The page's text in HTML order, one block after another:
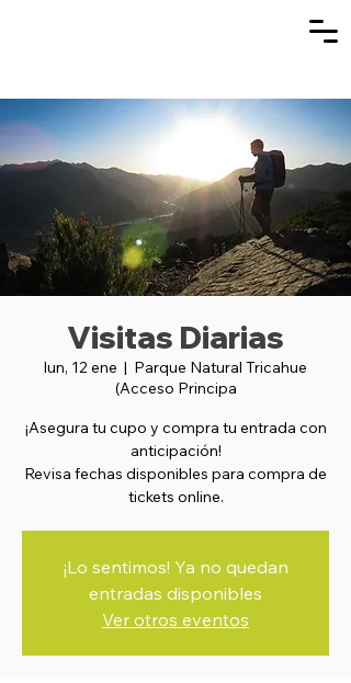
Visitas Diarias
lun, 12 ene
  |
Parque Natural Tricahue
(Acceso Principa
¡Asegura tu cupo y compra tu entrada con
anticipación!
Revisa fechas disponibles para compra de
tickets online.
¡Lo sentimos! Ya no quedan
entradas disponibles
Ver otros eventos